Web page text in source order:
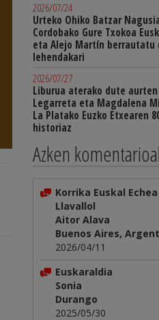
2026/07/24
Urteko Ohiko Batzar
Cordobako Gure Txokoa
eta Alejo Martín berrautatu
lehendakari
2026/07/27
Liburua aterako dute aurten
Legarreta eta Magdalena
La Platako Euzko Etxearen
historiaz
Azken
Korrika Euskal Echea
Llavallol
Aitor Alava
Buenos Aires,
2026/04/11
Euskaraldia
Sonia
Durango
2025/05/30